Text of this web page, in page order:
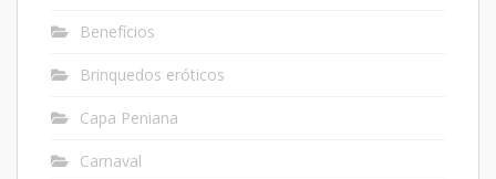
Benefícios
Brinquedos eróticos
Capa Peniana
Carnaval